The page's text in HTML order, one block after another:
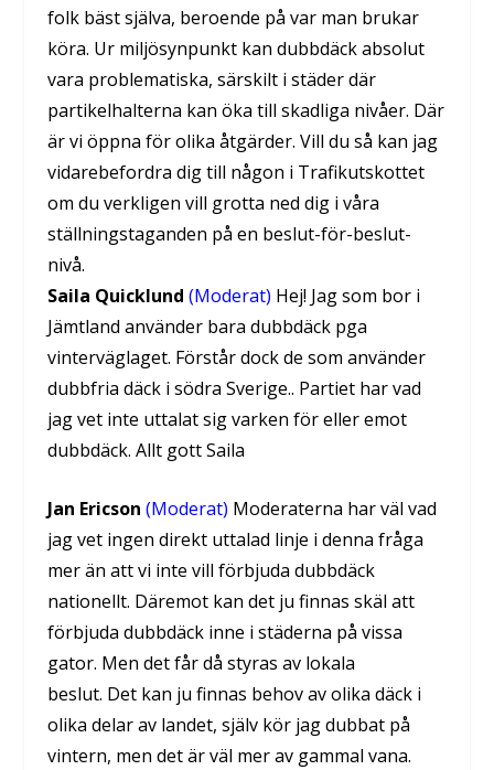
folk bäst själva, beroende på var man brukar
köra. Ur miljösynpunkt kan dubbdäck absolut
vara problematiska, särskilt i städer där
partikelhalterna kan öka till skadliga nivåer. Där
är vi öppna för olika åtgärder. Vill du så kan jag
vidarebefordra dig till någon i Trafikutskottet
om du verkligen vill grotta ned dig i våra
ställningstaganden på en beslut-för-beslut-
nivå.
Saila Quicklund (Moderat) Hej! Jag som bor i
Jämtland använder bara dubbdäck pga
vinterväglaget. Förstår dock de som använder
dubbfria däck i södra Sverige.. Partiet har vad
jag vet inte uttalat sig varken för eller emot
dubbdäck. Allt gott Saila
Jan Ericson (Moderat) Moderaterna har väl vad
jag vet ingen direkt uttalad linje i denna fråga
mer än att vi inte vill förbjuda dubbdäck
nationellt. Däremot kan det ju finnas skäl att
förbjuda dubbdäck inne i städerna på vissa
gator. Men det får då styras av lokala
beslut. Det kan ju finnas behov av olika däck i
olika delar av landet, själv kör jag dubbat på
vintern, men det är väl mer av gammal vana.